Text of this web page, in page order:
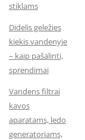
stiklams
Didelis geležies
kiekis vandenyje
– kaip pašalinti,
sprendimai
Vandens filtrai
kavos
aparatams, ledo
generatoriams,